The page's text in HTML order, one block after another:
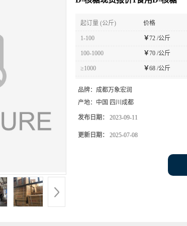
起订量 (公斤) 价格
1-100 ￥72 /公斤
100-1000 ￥70 /公斤
≥1000 ￥68 /公斤
品牌： 成都万象宏润
产地： 中国 四川成都
发布日期： 2023-09-11
更新日期： 2025-07-08